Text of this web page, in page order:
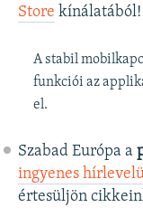
Store kínálatából!
A stabil
funkciói az
el.
Szabad Európa a
ingyenes
értesüljön